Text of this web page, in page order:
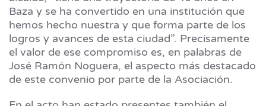
Baza y se ha convertido en una institución que
hemos hecho nuestra y que forma parte de los
logros y avances de esta ciudad”. Precisamente
el valor de ese compromiso es, en palabras de
José Ramón Noguera, el aspecto más destacado
de este convenio por parte de la Asociación.